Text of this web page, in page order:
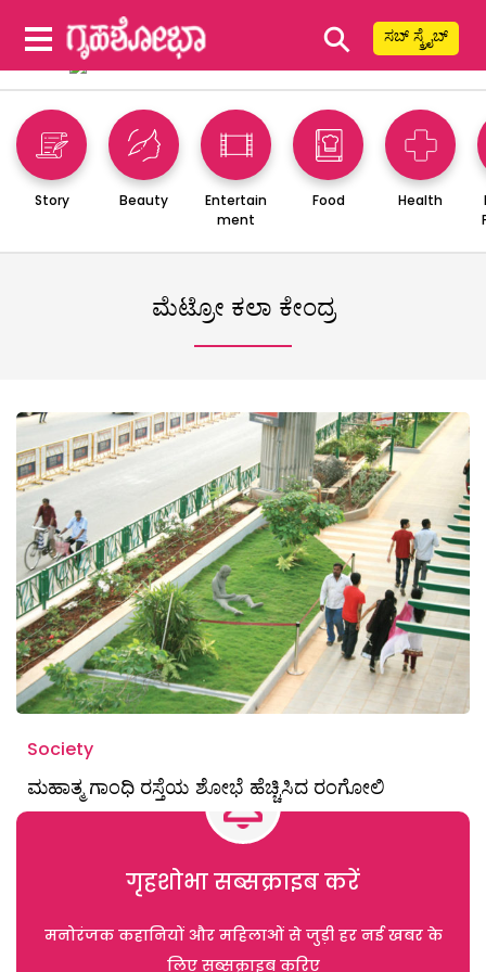
⚲ ಸಬ್ ಸ್ಕ್ರೈಬ್
Story Beauty
Entertain
ment
Food Health
ಮೆಟ್ರೋ ಕಲಾ ಕೇಂದ್ರ
Society
ಮಹಾತ್ಮ ಗಾಂಧಿ ರಸ್ತೆಯ ಶೋಭೆ ಹೆಚ್ಚಿಸಿದ ರಂಗೋಲಿ
गृहशोभा सब्सक्राइब करें
मनोरंजक कहानियों और महिलाओं से जुड़ी हर नई खबर के
लिए सब्सक्राइब करिए